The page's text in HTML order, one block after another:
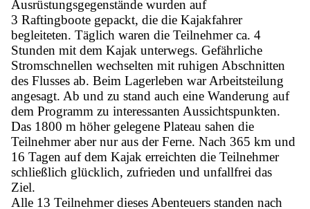
Ausrüstungsgegenstände wurden auf
3 Raftingboote gepackt, die die Kajakfahrer
begleiteten. Täglich waren die Teilnehmer ca. 4
Stunden mit dem Kajak unterwegs. Gefährliche
Stromschnellen wechselten mit ruhigen Abschnitten
des Flusses ab. Beim Lagerleben war Arbeitsteilung
angesagt. Ab und zu stand auch eine Wanderung auf
dem Programm zu interessanten Aussichtspunkten.
Das 1800 m höher gelegene Plateau sahen die
Teilnehmer aber nur aus der Ferne. Nach 365 km und
16 Tagen auf dem Kajak erreichten die Teilnehmer
schließlich glücklich, zufrieden und unfallfrei das
Ziel.
Alle 13 Teilnehmer dieses Abenteuers standen nach